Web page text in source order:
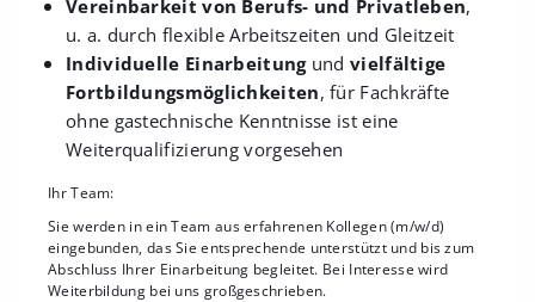
Vereinbarkeit von Berufs- und Privatleben,
u. a. durch flexible Arbeitszeiten und Gleitzeit
Individuelle Einarbeitungund vielfältige
Fortbildungsmöglichkeiten, für Fachkräfte
ohne gastechnische Kenntnisse ist eine
Weiterqualifizierung vorgesehen
Ihr Team:
Sie werden in ein Team aus erfahrenen Kollegen (m/w/d)
eingebunden, das Sie entsprechende unterstützt und bis zum
Abschluss Ihrer Einarbeitung begleitet. Bei Interesse wird
Weiterbildung bei uns großgeschrieben.